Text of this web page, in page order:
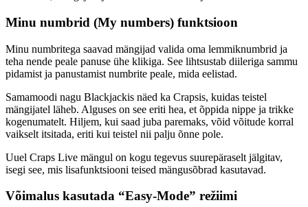
Minu numbrid (My numbers) funktsioon
Minu numbritega saavad mängijad valida oma lemmiknumbrid ja
teha nende peale panuse ühe klikiga. See lihtsustab diileriga sammu
pidamist ja panustamist numbrite peale, mida eelistad.
Samamoodi nagu Blackjackis näed ka Crapsis, kuidas teistel
mängijatel läheb. Alguses on see eriti hea, et õppida nippe ja trikke
kogenumatelt. Hiljem, kui saad juba paremaks, võid võitude korral
vaikselt itsitada, eriti kui teistel nii palju õnne pole.
Uuel Craps Live mängul on kogu tegevus suurepäraselt jälgitav,
isegi see, mis lisafunktsiooni teised mängusõbrad kasutavad.
Võimalus kasutada “Easy-Mode” režiimi